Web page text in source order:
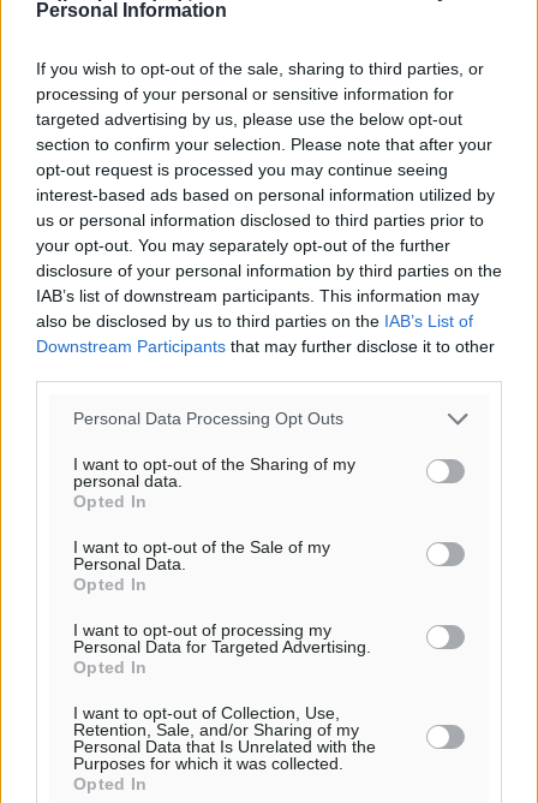
Personal Information
If you wish to opt-out of the sale, sharing to third parties, or
processing of your personal or sensitive information for
targeted advertising by us, please use the below opt-out
section to confirm your selection. Please note that after your
opt-out request is processed you may continue seeing
interest-based ads based on personal information utilized by
us or personal information disclosed to third parties prior to
your opt-out. You may separately opt-out of the further
disclosure of your personal information by third parties on the
IAB’s list of downstream participants. This information may
also be disclosed by us to third parties on the IAB’s List of
Downstream Participants that may further disclose it to other
Personal Data Processing Opt Outs
I want to opt-out of the Sharing of my
personal data.
Opted In
I want to opt-out of the Sale of my
Personal Data.
Opted In
I want to opt-out of processing my
Personal Data for Targeted Advertising.
Opted In
I want to opt-out of Collection, Use,
Retention, Sale, and/or Sharing of my
Personal Data that Is Unrelated with the
Purposes for which it was collected.
Opted In
Το E-mail δεν θα δημοσιευτεί.
Πρέπει να συμπληρωθούν όλα τα πεδία για την
υποβολή του σχολίου.
Όνοματεπώνυμο Email
Φύλαξε τα στοιχεία μου για την επόμενη φορά.
Υπενθύμιση:
Για την μερική αναπαραγωγή της είδησης από άλλες